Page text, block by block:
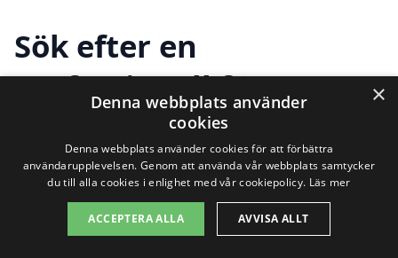
Sök efter en
professionell för
stängsel i andra städer
nära Figeholm
Att hitta rätt stängsel i Figeholm kan
×
Denna webbplats använder
cookies
Denna webbplats använder cookies för att förbättra
användarupplevelsen. Genom att använda vår webbplats samtycker
du till alla cookies i enlighet med vår cookiepolicy. Läs mer
ACCEPTERA ALLA AVVISA ALLT